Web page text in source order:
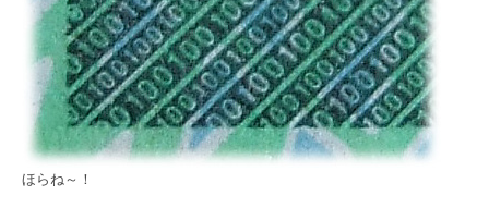
ほらね～！